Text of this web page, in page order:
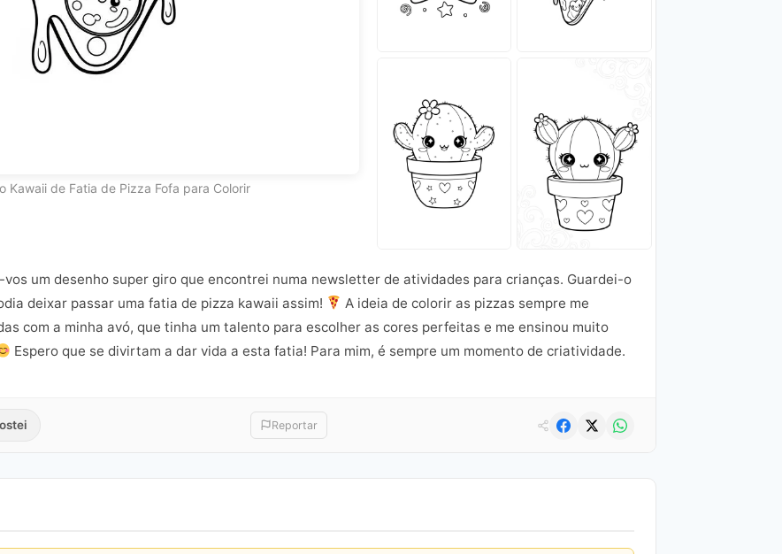
Kawaii de Fatia de Pizza Fofa para Colorir
um desenho super giro que encontrei numa newsletter de atividades para crianças. Guardei-o
deixar passar uma fatia de pizza kawaii assim!
A ideia de colorir as pizzas sempre me
com a minha avó, que tinha um talento para escolher as cores perfeitas e me ensinou muito
Espero que se divirtam a dar vida a esta fatia! Para mim, é sempre um momento de criatividade.
Reportar